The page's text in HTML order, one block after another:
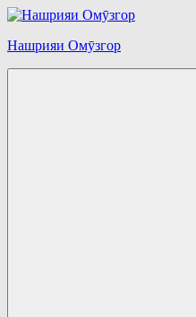
Перейти
содержимому
Нашрияи Омӯзгор